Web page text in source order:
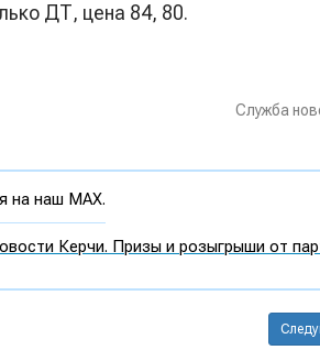
ДТ, цена 84, 80.
Служба
на наш MAX.
Керчи. Призы и розыгрыши от